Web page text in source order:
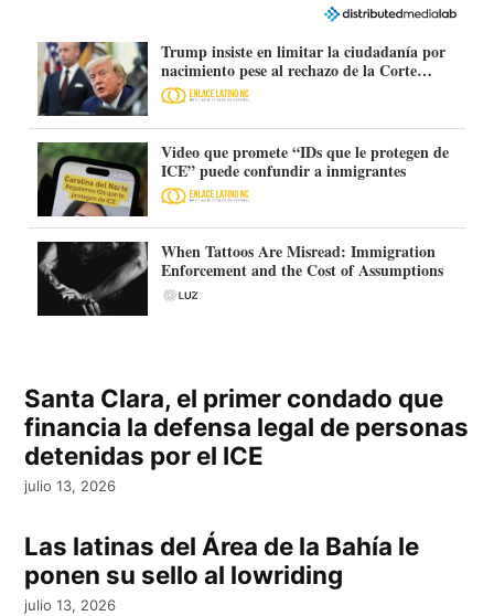
Trump insiste en limitar la ciudadanía por
nacimiento pese al rechazo de la Corte
Suprema
Video que promete “IDs que le protegen de
ICE” puede confundir a inmigrantes
When Tattoos Are Misread: Immigration
Enforcement and the Cost of Assumptions
Santa Clara, el primer condado que
financia la defensa legal de personas
detenidas por el ICE
julio 13, 2026
Las latinas del Área de la Bahía le
ponen su sello al lowriding
julio 13, 2026